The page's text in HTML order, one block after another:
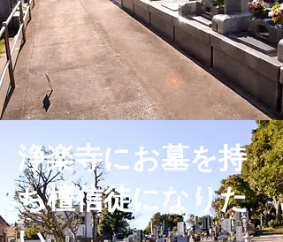
浄楽寺にお墓を持
ち檀信徒になりた